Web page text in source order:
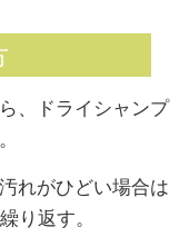
、ドライシャンプ
れがひどい場合は
り返す。